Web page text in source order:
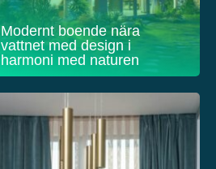
Modernt boende nära
vattnet med design i
harmoni med naturen